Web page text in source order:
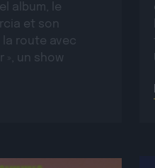
album, le
et son
route avec
», un show
plus électrique.